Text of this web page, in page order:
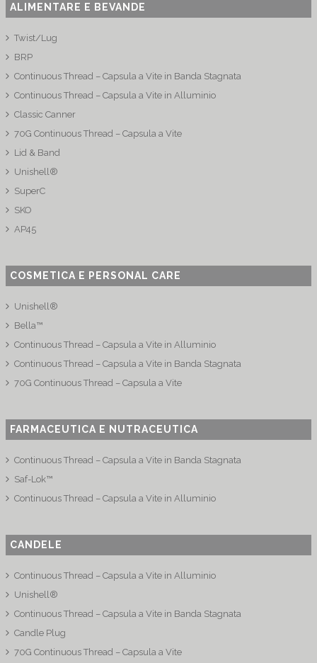
ALIMENTARE E BEVANDE
Twist/Lug
BRP
Continuous Thread – Capsula a Vite in Banda Stagnata
Continuous Thread – Capsula a Vite in Alluminio
Classic Canner
70G Continuous Thread – Capsula a Vite
Lid & Band
Unishell®
SuperC
SKO
AP45
COSMETICA E PERSONAL CARE
Unishell®
Bella™
Continuous Thread – Capsula a Vite in Alluminio
Continuous Thread – Capsula a Vite in Banda Stagnata
70G Continuous Thread – Capsula a Vite
FARMACEUTICA E NUTRACEUTICA
Continuous Thread – Capsula a Vite in Banda Stagnata
Saf-Lok™
Continuous Thread – Capsula a Vite in Alluminio
CANDELE
Continuous Thread – Capsula a Vite in Alluminio
Unishell®
Continuous Thread – Capsula a Vite in Banda Stagnata
Candle Plug
70G Continuous Thread – Capsula a Vite